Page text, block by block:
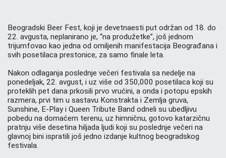
Beogradski Beer Fest, koji je devetnaesti put održan od 18. do
22. avgusta, neplanirano je, “na produžetke”, još jednom
trijumfovao kao jedna od omiljenih manifestacija Beograđana i
svih posetilaca prestonice, za samo finale leta.
Nakon odlaganja poslednje večeri festivala sa nedelje na
ponedeljak, 22. avgust, i uz više od 350,000 posetilaca koji su
proteklih pet dana prkosili prvo vrućini, a onda i potopu epskih
razmera, prvi tim u sastavu Konstrakta i Zemlja gruva,
Sunshine, E-Play i Queen Tribute Band odneli su ubedljivu
pobedu na domaćem terenu, uz himničnu, gotovo katarzičnu
pratnju više desetina hiljada ljudi koji su poslednje večeri na
glavnoj bini ispratili još jedno izdanje kultnog beogradskog
festivala.